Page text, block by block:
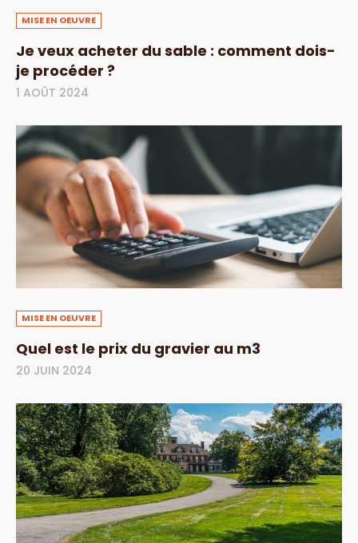
MISE EN OEUVRE
Je veux acheter du sable : comment dois-
je procéder ?
1 AOÛT 2024
MISE EN OEUVRE
Quel est le prix du gravier au m3
20 JUIN 2024